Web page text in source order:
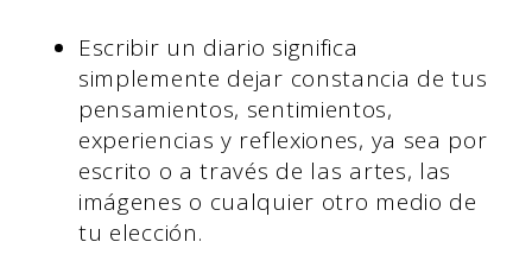
Escribir un diario significa
simplemente dejar constancia de tus
pensamientos, sentimientos,
experiencias y reflexiones, ya sea por
escrito o a través de las artes, las
imágenes o cualquier otro medio de
tu elección.